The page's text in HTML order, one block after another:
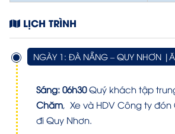
LỊCH TRÌNH
NGÀY 1: ĐÀ NẴNG – QUY NHƠN
Sáng: 06h30Quý khách tập
Chăm, Xe và HDV Công ty đón
đi Quy Nhơn.